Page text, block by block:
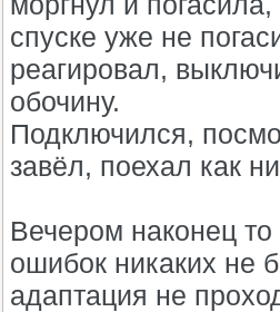
спуске уже не
реагировал,
обочину.
Подключился,
завёл, поехал как
Вечером наконец
ошибок никаких не
адаптация не